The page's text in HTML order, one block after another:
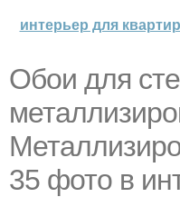
интерьер для
Обои для
35 фото в